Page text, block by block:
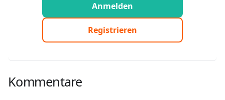
Anmelden
Registrieren
Kommentare